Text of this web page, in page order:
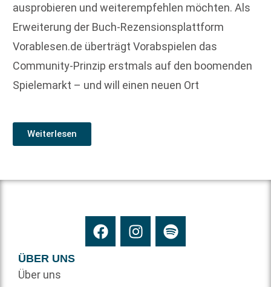
ausprobieren und weiterempfehlen möchten. Als
Erweiterung der Buch-Rezensionsplattform
Vorablesen.de überträgt Vorabspielen das
Community-Prinzip erstmals auf den boomenden
Spielemarkt – und will einen neuen Ort
Weiterlesen
ÜBER UNS
Über uns